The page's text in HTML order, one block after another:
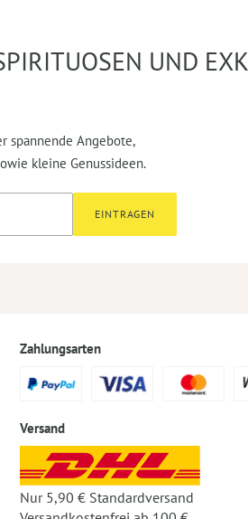
UND
spannende Angebote,
kleine Genussideen.
EINTRAGEN
Zahlungsarten
Versand
Nur 5,90 € Standardversand